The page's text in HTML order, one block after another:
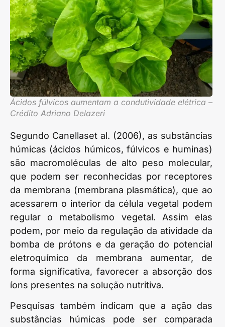
Ácidos fúlvicos aumentam a condutividade elétrica –
Crédito Adriano Delazeri
Segundo Canellaset al. (2006), as substâncias
húmicas (ácidos húmicos, fúlvicos e huminas)
são macromoléculas de alto peso molecular,
que podem ser reconhecidas por receptores
da membrana (membrana plasmática), que ao
acessarem o interior da célula vegetal podem
regular o metabolismo vegetal. Assim elas
podem, por meio da regulação da atividade da
bomba de prótons e da geração do potencial
eletroquímico da membrana aumentar, de
forma significativa, favorecer a absorção dos
íons presentes na solução nutritiva.
Pesquisas também indicam que a ação das
substâncias húmicas pode ser comparada